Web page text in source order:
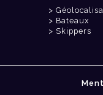
Bateaux
Skippers